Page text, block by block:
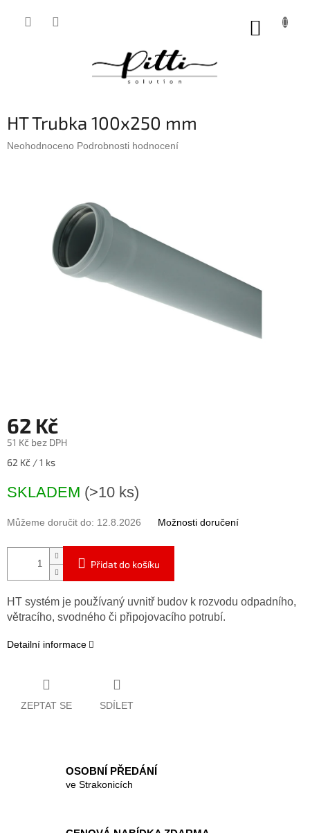
HT Trubka 100x250 mm
Průměrné
hvězdiček.
Neohodnoceno Podrobnosti hodnocení
62 Kč
51 Kč bez DPH
Měrná
62 Kč / 1 ks
SKLADEM (>10 ks)
Můžeme doručit do: 12.8.2026 Možnosti doručení
Přidat do košíku
HT systém je používaný uvnitř budov k rozvodu odpadního,
větracího, svodného či připojovacího potrubí.
Detailní informace
ZEPTAT SE SDÍLET
OSOBNÍ PŘEDÁNÍ
ve Strakonicích